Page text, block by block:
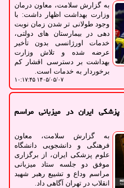
به گزارش سلامت، معاون درمان
وزارت بهداشت اظهار داشت: با
وجود طولانی تر شدن زمان نوبت
دهی در بیمارستان های دولتی،
خدمات اورژانسی بدون تأخیر
عرضه شده و تلاش وزارت
بهداشت بر دسترسی اقشار کم
برخوردار به خدمات است.
۱۴۰۵/۰۵/۰۷ ۱۰:۱۷:۴۵
ایران در میزبانی مراسم
به گزارش سلامت، معاون
فرهنگی و دانشجویی دانشگاه
علوم پزشکی ایران، از برگزاری
موفق دو جلسه ستاد میزبانی
مراسم وداع و تشییع رهبر شهید
انقلاب در تهران آگاهی داد.